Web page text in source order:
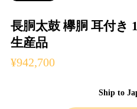
長胴太鼓 欅胴 耳付
生産品
¥942,700
Ship to